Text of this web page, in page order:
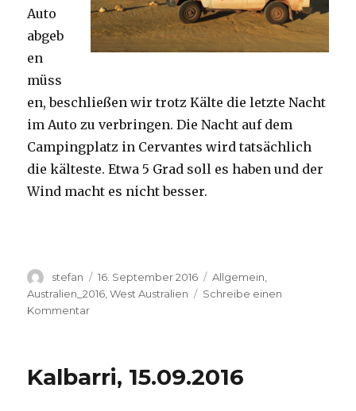
Auto
abgeb
en
müss
en, beschließen wir trotz Kälte die letzte Nacht
im Auto zu verbringen. Die Nacht auf dem
Campingplatz in Cervantes wird tatsächlich
die kälteste. Etwa 5 Grad soll es haben und der
Wind macht es nicht besser.
Autor
stefan
Veröffentlicht
am
16. September 2016 Kategorien
Allgemein
Australien_2016 ,West Australien
Schreibe einen
Kommentarzu
Kalbarri, 15.09.2016